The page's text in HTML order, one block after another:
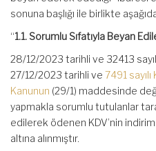
sonuna başlığı ile birlikte
“1.1. Sorumlu Sıfatıyla Beyan
28/12/2023 tarihli ve 32413
27/12/2023 tarihli ve 7491 sayılı
Kanunun (29/1) maddesinde
yapmakla sorumlu tutulanlar
edilerek ödenen KDV’nin
altına alınmıştır.